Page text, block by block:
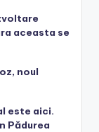
aceasta se
noul
este aici.
Pădurea